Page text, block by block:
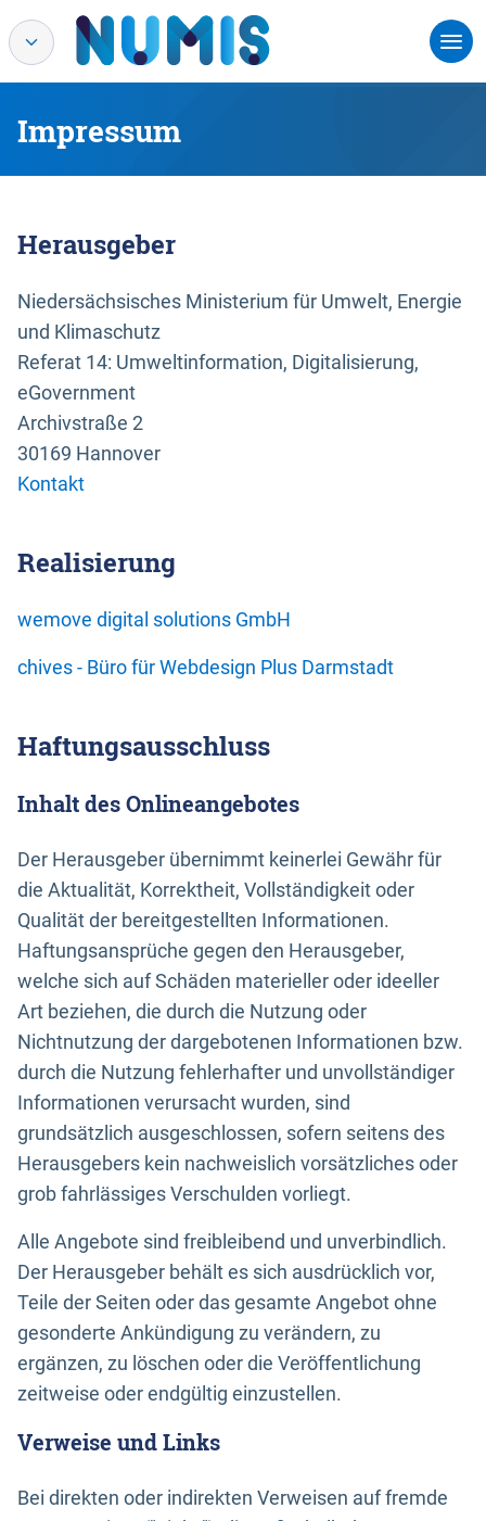
Impressum
Herausgeber
Niedersächsisches Ministerium für Umwelt, Energie
und Klimaschutz
Referat 14: Umweltinformation, Digitalisierung,
eGovernment
Archivstraße 2
30169 Hannover
Kontakt
Realisierung
wemove digital solutions GmbH
chives - Büro für Webdesign Plus Darmstadt
Haftungsausschluss
Inhalt des Onlineangebotes
Der Herausgeber übernimmt keinerlei Gewähr für
die Aktualität, Korrektheit, Vollständigkeit oder
Qualität der bereitgestellten Informationen.
Haftungsansprüche gegen den Herausgeber,
welche sich auf Schäden materieller oder ideeller
Art beziehen, die durch die Nutzung oder
Nichtnutzung der dargebotenen Informationen bzw.
durch die Nutzung fehlerhafter und unvollständiger
Informationen verursacht wurden, sind
grundsätzlich ausgeschlossen, sofern seitens des
Herausgebers kein nachweislich vorsätzliches oder
grob fahrlässiges Verschulden vorliegt.
Alle Angebote sind freibleibend und unverbindlich.
Der Herausgeber behält es sich ausdrücklich vor,
Teile der Seiten oder das gesamte Angebot ohne
gesonderte Ankündigung zu verändern, zu
ergänzen, zu löschen oder die Veröffentlichung
zeitweise oder endgültig einzustellen.
Verweise und Links
Bei direkten oder indirekten Verweisen auf fremde